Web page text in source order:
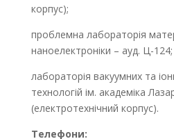
корпус);
проблемна лабораторія
наноелектроніки – ауд. Ц-124;
лабораторія вакуумних та
технологій ім. академіка
(електротехнічний корпус).
Телефони: